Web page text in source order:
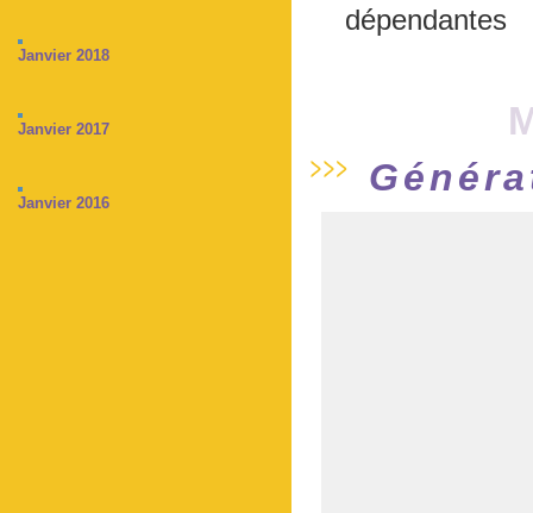
Janvier 2018
Janvier 2017
Janvier 2016
dépendantes